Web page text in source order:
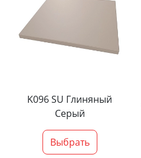
K096 SU Глиняный
Серый
Выбрать